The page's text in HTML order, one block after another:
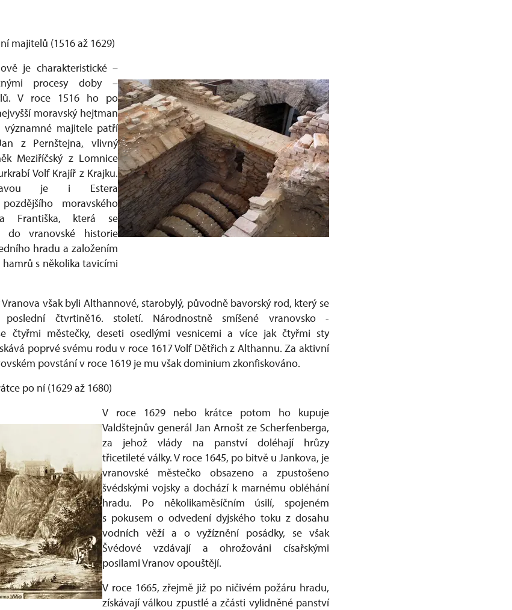
majitelů (1516 až 1629)
je charakteristické –
procesy doby –
V roce 1516 ho po
moravský hejtman
významné majitele patří
z Pernštejna, vlivný
Meziříčský z Lomnice
Volf Krajíř z Krajku.
je i Estera
moravského
Františka, která se
vranovské historie
hradu a založením
s několika tavicími
však byli Althannové, starobylý, původně bavorský rod, který se
čtvrtině16. století. Národnostně smíšené vranovsko -
čtyřmi městečky, deseti osedlými vesnicemi a více jak čtyřmi sty
poprvé svému rodu v roce 1617 Volf Dětřich z Althannu. Za aktivní
povstání v roce 1619 je mu však dominium zkonfiskováno.
po ní (1629 až 1680)
V roce 1629 nebo krátce potom ho kupuje
Valdštejnův generál Jan Arnošt ze Scherfenberga,
za jehož vlády na panství doléhají hrůzy
třicetileté války. V roce 1645, po bitvě u Jankova, je
vranovské městečko obsazeno a zpustošeno
švédskými vojsky a dochází k marnému obléhání
hradu. Po několikaměsíčním úsilí, spojeném
s pokusem o odvedení dyjského toku z dosahu
vodních věží a o vyžíznění posádky, se však
Švédové vzdávají a ohrožováni císařskými
posilami Vranov opouštějí.
V roce 1665, zřejmě již po ničivém požáru hradu,
získávají válkou zpustlé a zčásti vylidněné panství